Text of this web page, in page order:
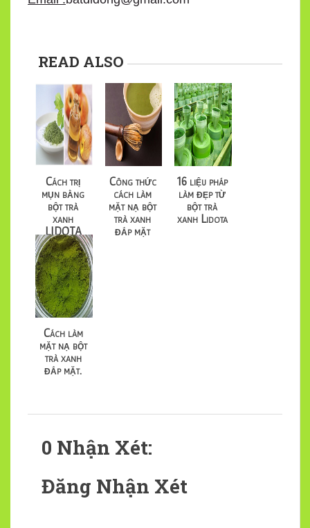
READ ALSO
Cách trị
mụn bằng
bột trà
xanh
LIDOTA
rất hiệu
quả
Công thức
cách làm
mặt nạ bột
trà xanh
đắp mặt
16 liệu pháp
làm đẹp từ
bột trà
xanh Lidota
Cách làm
mặt nạ bột
trà xanh
đắp mặt.
0 Nhận Xét:
Đăng Nhận Xét